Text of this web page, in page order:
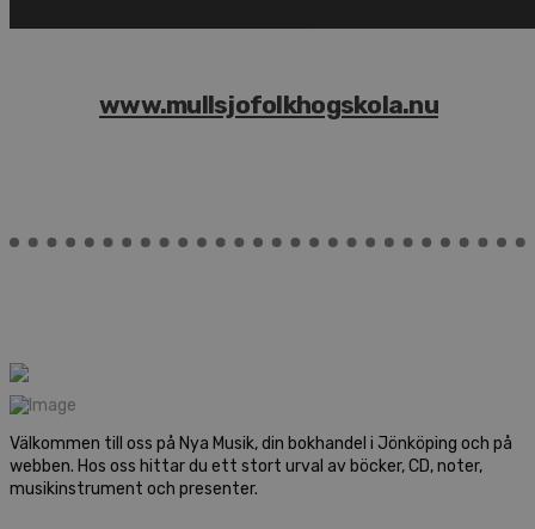
www.mullsjofolkhogskola.nu
Välkommen till oss på Nya Musik, din bokhandel i Jönköping och på
webben. Hos oss hittar du ett stort urval av böcker, CD, noter,
musikinstrument och presenter.